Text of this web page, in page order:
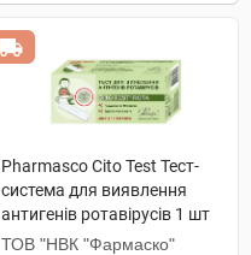
Pharmasco Cito Test Тест-
система для виявлення
антигенів ротавірусів 1 шт
ТОВ "НВК "Фармаско"